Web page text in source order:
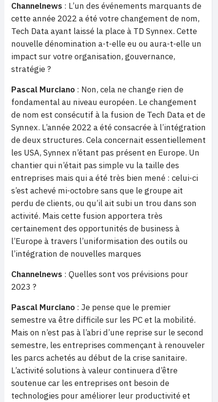
Channelnews : L’un des événements marquants de
cette année 2022 a été votre changement de nom,
Tech Data ayant laissé la place à TD Synnex. Cette
nouvelle dénomination a-t-elle eu ou aura-t-elle un
impact sur votre organisation, gouvernance,
stratégie ?
Pascal Murciano : Non, cela ne change rien de
fondamental au niveau européen. Le changement
de nom est consécutif à la fusion de Tech Data et de
Synnex. L’année 2022 a été consacrée à l’intégration
de deux structures. Cela concernait essentiellement
les USA, Synnex n’étant pas présent en Europe. Un
chantier qui n’était pas simple vu la taille des
entreprises mais qui a été très bien mené : celui-ci
s’est achevé mi-octobre sans que le groupe ait
perdu de clients, ou qu’il ait subi un trou dans son
activité. Mais cette fusion apportera très
certainement des opportunités de business à
l’Europe à travers l’uniformisation des outils ou
l’intégration de nouvelles marques
Channelnews : Quelles sont vos prévisions pour
2023 ?
Pascal Murciano : Je pense que le premier
semestre va être difficile sur les PC et la mobilité.
Mais on n’est pas à l’abri d’une reprise sur le second
semestre, les entreprises commençant à renouveler
les parcs achetés au début de la crise sanitaire.
L’activité solutions à valeur continuera d’être
soutenue car les entreprises ont besoin de
technologies pour améliorer leur productivité et